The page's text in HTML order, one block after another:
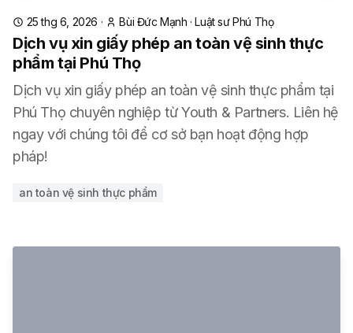
25 thg 6, 2026 · Bùi Đức Mạnh ·Luật sư Phú Thọ
Dịch vụ xin giấy phép an toàn vệ sinh thực
phẩm tại Phú Thọ
Dịch vụ xin giấy phép an toàn vệ sinh thực phẩm tại
Phú Thọ chuyên nghiệp từ Youth & Partners. Liên hệ
ngay với chúng tôi để cơ sở bạn hoạt động hợp
pháp!
an toàn vệ sinh thực phẩm